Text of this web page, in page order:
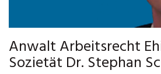
Anwalt Arbeitsrecht
Sozietät Dr. Stephan